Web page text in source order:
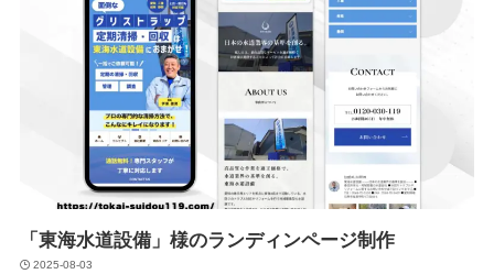
「東海水道設備」様のランディンページ制作
2025-08-03